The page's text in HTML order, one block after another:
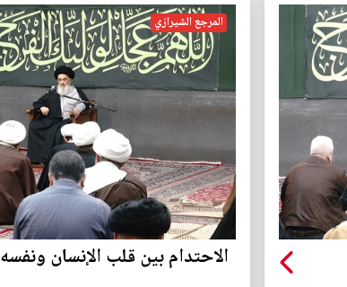
المرجع الشيرازي
الاحتدام بين قلب الإنسان ونفسه